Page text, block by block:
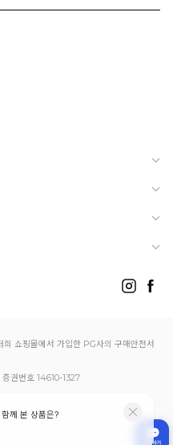
쇼핑몰에서 가입한 PG사의 구매안전서
권번호 14610-1327